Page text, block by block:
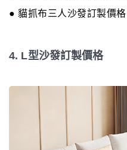
● 貓抓布三人沙發訂製價
4. L型沙發訂製價格